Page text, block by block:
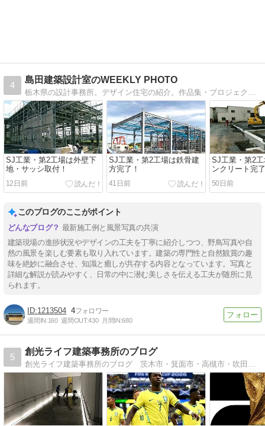
4
島田建築設計室のWEEKLY PHOTO
栃木県の設計事務所。デザイン住宅の紹介。作品集・プロジェクト・設計コンセプト・現場進捗を紹介。
SJ工業・第2工場は外壁下
地・サッシ取付！
12日前
SJ工業・第2工場は鉄骨建
方完了！
41日前
SJ工業・第2
ンクリート完
50日前
このブログのここがポイント
最新施工例と風景写真の共演
建築現場の進捗状況やデザインの工夫を丁寧に紹介しつつ、野鳥写真や自
然の風景を楽しむ要素も取り入れています。建築の専門性と自然観賞の趣
味を絶妙に融合させ、知識と癒しが共存する内容となっています。写真と
詳細な解説が読みやすく、日常の中に潜む美しさを伝える工夫が随所に見
られます。
1213504 4
週間IN:160 週間OUT:430 月間IN:680
5
創光ライフ建築事務所のブログ
創光ライフ建築事務所のブログ 茨木市・箕面市・高槻市・吹田市を中心に皆様から信頼されるを目指す住宅リフォーム会社のブログです。